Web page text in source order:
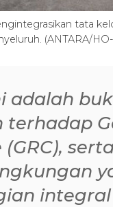
tata
(ANTARA/
adalah
terhadap
(GRC),